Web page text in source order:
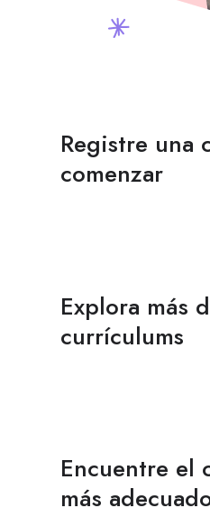
Registre una
comenzar
Explora más
currículums
Encuentre el
más